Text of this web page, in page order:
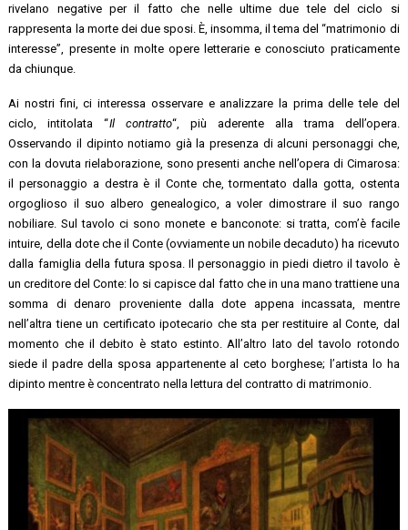
rivelano negative per il fatto che nelle ultime due tele del ciclo si
rappresenta la morte dei due sposi. È, insomma, il tema del “matrimonio di
interesse”, presente in molte opere letterarie e conosciuto praticamente
da chiunque.
Ai nostri fini, ci interessa osservare e analizzare la prima delle tele del
ciclo, intitolata “Il contratto“, più aderente alla trama dell’opera.
Osservando il dipinto notiamo già la presenza di alcuni personaggi che,
con la dovuta rielaborazione, sono presenti anche nell’opera di Cimarosa:
il personaggio a destra è il Conte che, tormentato dalla gotta, ostenta
orgoglioso il suo albero genealogico, a voler dimostrare il suo rango
nobiliare. Sul tavolo ci sono monete e banconote: si tratta, com’è facile
intuire, della dote che il Conte (ovviamente un nobile decaduto) ha ricevuto
dalla famiglia della futura sposa. Il personaggio in piedi dietro il tavolo è
un creditore del Conte: lo si capisce dal fatto che in una mano trattiene una
somma di denaro proveniente dalla dote appena incassata, mentre
nell’altra tiene un certificato ipotecario che sta per restituire al Conte, dal
momento che il debito è stato estinto. All’altro lato del tavolo rotondo
siede il padre della sposa appartenente al ceto borghese; l’artista lo ha
dipinto mentre è concentrato nella lettura del contratto di matrimonio.